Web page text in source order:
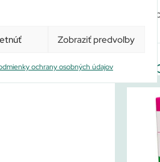
Zobraziť predvoľby
ochrany osobných údajov